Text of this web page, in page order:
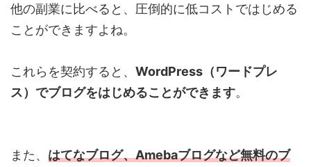
他の副業に比べると、圧倒的に低コストではじめる
ことができますよね。
これらを契約すると、 WordPress（ワードプレ
ス）でブログをはじめることができます。
また、 はてなブログ、Amebaブログなど無料のブ